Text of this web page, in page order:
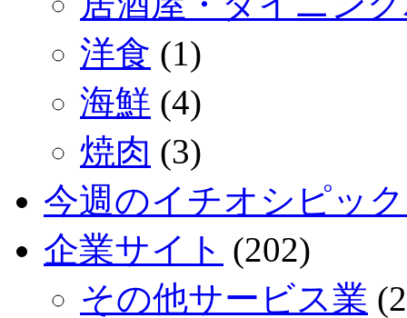
洋食 (1)
海鮮 (4)
焼肉 (3)
今週のイチオシピッ
企業サイト (202)
その他サービス業